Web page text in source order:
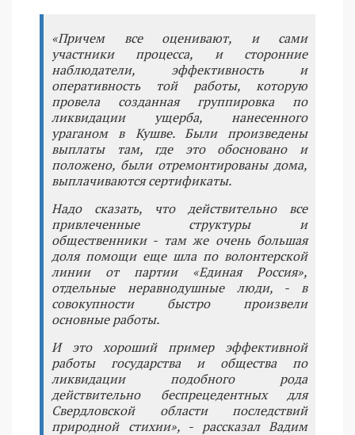
«Причем все оценивают, и сами
участники процесса, и сторонние
наблюдатели, эффективность и
оперативность той работы, которую
провела созданная группировка по
ликвидации ущерба, нанесенного
ураганом в Кушве. Были произведены
выплаты там, где это обосновано и
положено, были отремонтированы дома,
выплачиваются сертификаты.
Надо сказать, что действительно все
привлеченные структуры и
общественники - там же очень большая
доля помощи еще шла по волонтерской
линии от партии «Единая Россия»,
отдельные неравнодушные люди, - в
совокупности быстро произвели
основные работы.
И это хороший пример эффективной
работы государства и общества по
ликвидации подобного рода
действительно беспрецедентных для
Свердловской области последствий
природной стихии», - рассказал Вадим